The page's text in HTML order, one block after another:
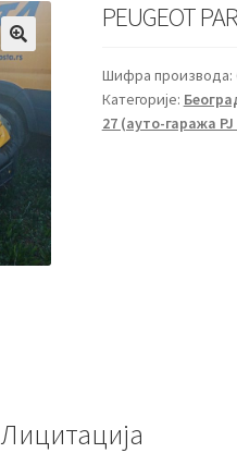
🔍
PEUGEOT
Шифра производа:
Категорије:
27 (ауто-гаража
Лицитација